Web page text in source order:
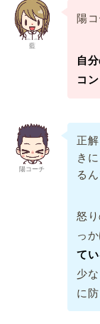
藍
陽
自
コ
陽コーチ
正
き
るん
怒
っ
て
少
に